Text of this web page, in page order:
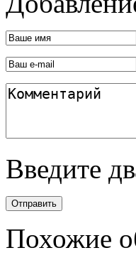
Введите
Отправить
Похожие